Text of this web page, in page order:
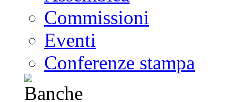
Commissioni
Eventi
Conferenze stampa